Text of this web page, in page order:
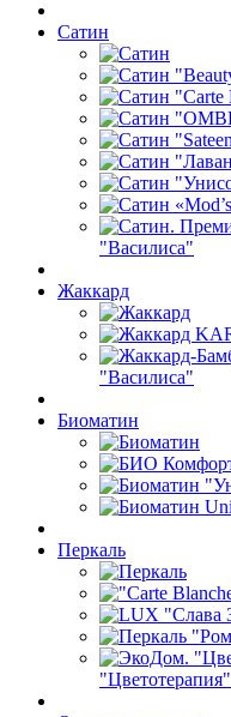
Сатин
"Василиса"
Жаккард
"Василиса"
Биоматин
Перкаль
"Цветотерапия"